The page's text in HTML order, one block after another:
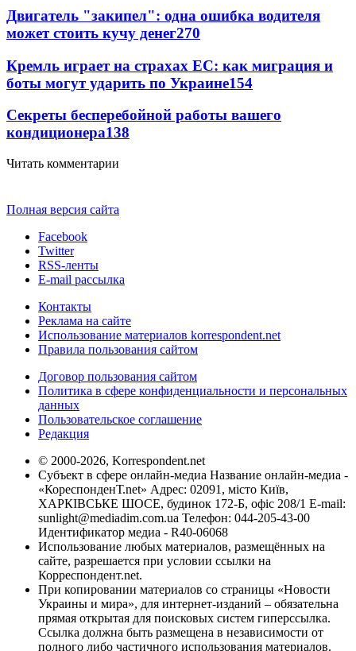
Двигатель "закипел": одна ошибка водителя
может стоить кучу денег270
Кремль играет на страхах ЕС: как миграция и
боты могут ударить по Украине154
Секреты бесперебойной работы вашего
кондиционера138
Читать комментарии
Полная версия сайта
Facebook
Twitter
RSS-ленты
E-mail рассылка
Контакты
Реклама на сайте
Использование материалов korrespondent.net
Правила пользования сайтом
Договор пользования сайтом
Политика в сфере конфиденциальности и персональных
данных
Пользовательское соглашение
Редакция
© 2000-2026, Korrespondent.net
Субъект в сфере онлайн-медиа Название онлайн-медиа -
«КореспонденТ.net» Адрес: 02091, місто Київ,
ХАРКІВСЬКЕ ШОСЕ, будинок 172-Б, офіс 208/1 E-mail:
sunlight@mediadim.com.ua Телефон: 044-205-43-00
Идентификатор медиа - R40-06068
Использование любых материалов, размещённых на
сайте, разрешается при условии ссылки на
Корреспондент.net.
При копировании материалов со страницы «Новости
Украины и мира», для интернет-изданий – обязательна
прямая открытая для поисковых систем гиперссылка.
Ссылка должна быть размещена в независимости от
полного либо частичного использования материалов.